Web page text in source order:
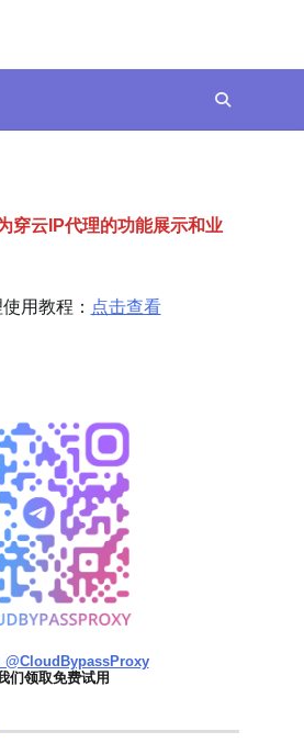
穿云 P代理的功能展示和业
用教程： 点击查看
@CloudBypassProxy
们领取免费试用